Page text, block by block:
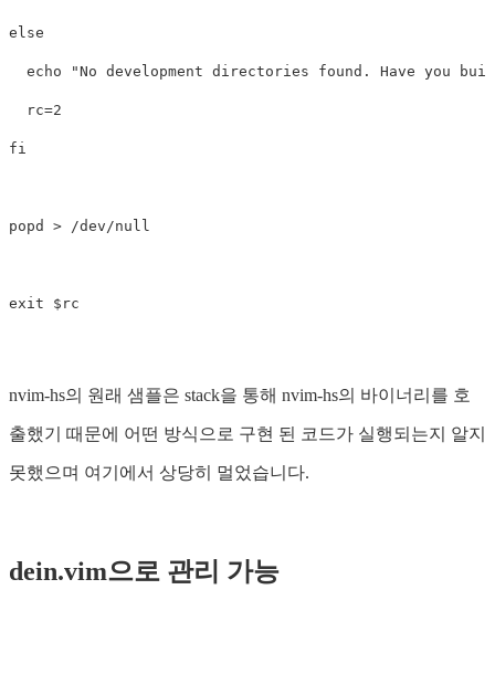
else
echo "No development directories found. Have you
rc=
fi
popd > /dev/null
exit $rc
nvim-hs의 원래 샘플은 stack을 통해 nvim-hs의 바이너리를 호
출했기 때문에 어떤 방식으로 구현 된 코드가 실행되는지 알지
못했으며 여기에서 상당히 멀었습니다.
dein.vim으로 관리 가능